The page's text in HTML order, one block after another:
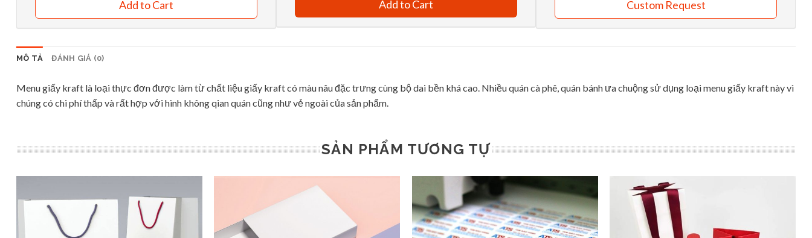
Add to Cart Add to Cart Custom Request
MÔ TẢ ĐÁNH GIÁ (0)
Menu giấy kraft là loại thực đơn được làm từ chất liệu giấy kraft có màu nâu đặc trưng cùng bộ dai bền khá cao. Nhiều quán cà phê, quán bánh ưa chuộng sử dụng loại menu giấy kraft này vì
chúng có chi phí thấp và rất hợp với hình không qian quán cũng như vẻ ngoài của sản phẩm.
SẢN PHẨM TƯƠNG TỰ